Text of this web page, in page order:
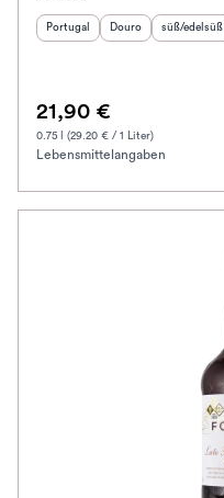
Herkunftsland:
Portugal Herkunftsregion:
Douro Geschmack:
süß/edelsüß
21,90 €
0.75 l (29.20 € / 1 Liter)
Lebensmittelangaben